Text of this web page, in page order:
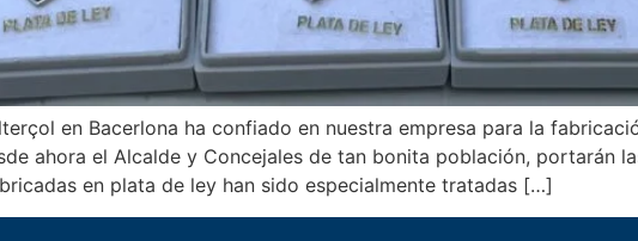
en Bacerlona ha confiado en nuestra empresa para la
ahora el Alcalde y Concejales de tan bonita población, portarán
en plata de ley han sido especialmente tratadas […]